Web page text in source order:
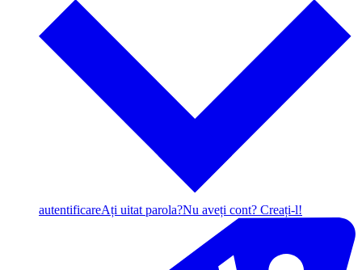
autentificareAți uitat parola?Nu aveți cont? Creați-l!